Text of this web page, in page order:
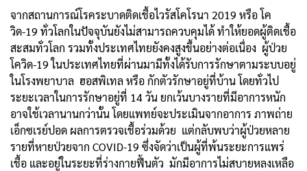
จากสถานการณ์โรคระบาดติดเชื้อไวรัสโคโรนา 2019 หรือ โค
วิด-19 ทั่วโลกในปัจจุบันยังไม่สามารถควบคุมได้ ทำให้ยอดผู้ติดเชื้อ
สะสมทั่วโลก รวมทั้งประเทศไทยยังคงสูงขึ้นอย่างต่อเนื่อง ผู้ป่วย
โควิด-19 ในประเทศไทยที่ผ่านมามีทั้งได้รับการรักษาตามระบบอยู่
ในโรงพยาบาล ฮอสพิเทล หรือ กักตัวรักษาอยู่ที่บ้าน โดยทั่วไป
ระยะเวลาในการรักษาอยู่ที่ 14 วัน ยกเว้นบางรายที่มีอาการหนัก
อาจใช้เวลานานกว่านั้น โดยแพทย์จะประเมินจากอาการ ภาพถ่าย
เอ็กซเรย์ปอด ผลการตรวจเชื้อร่วมด้วย แต่กลับพบว่าผู้ป่วยหลาย
รายที่หายป่วยจาก COVID-19 ซึ่งจัดว่าเป็นผู้ที่พ้นระยะการแพร่
เชื้อ และอยู่ในระยะที่ร่างกายฟื้นตัว มักมีอาการไม่สบายหลงเหลือ